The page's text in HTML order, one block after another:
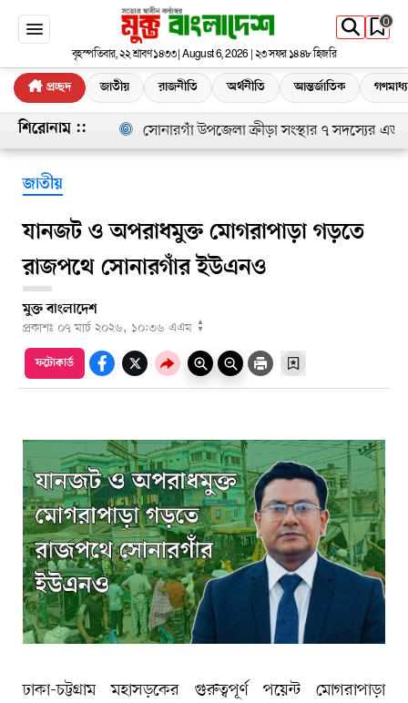
0
বৃহস্পতিবার, ২২ শ্রাবণ ১৪৩৩ | August 6, 2026 | ২৩ সফর ১৪৪৮ হিজরি
প্রচ্ছদ জাতীয় রাজনীতি অর্থনীতি আন্তর্জাতিক
শিরোনাম :: সোনারগাঁ উপজেলা ক্রীড়া সংস্থার ৭ সদস্যের এডহক
জাতীয়
যানজট ও অপরাধমুক্ত মোগরাপাড়া গড়তে
রাজপথে সোনারগাঁর ইউএনও
মুক্ত বাংলাদেশ
প্রকাশঃ ০৭ মার্চ ২০২৬, ১০:৩৬ এএম
▲
▼
ফটোকার্ড
ঢাকা-চট্টগ্রাম মহাসড়কের গুরুত্বপূর্ণ পয়েন্ট মোগরাপাড়া